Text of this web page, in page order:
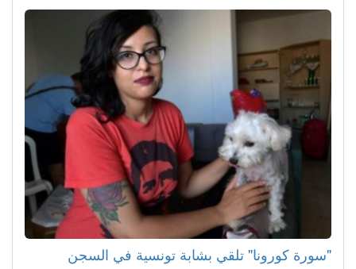
"سورة كورونا" تلقي بشابة تونسية في السجن